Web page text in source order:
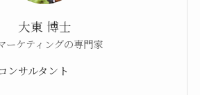
大東 博士
ーケティングの専門家
サルタント